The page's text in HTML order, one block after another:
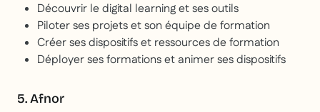
Découvrir le digital learning et ses outils
Piloter ses projets et son équipe de formation
Créer ses dispositifs et ressources de formation
Déployer ses formations et animer ses dispositifs
5. Afnor